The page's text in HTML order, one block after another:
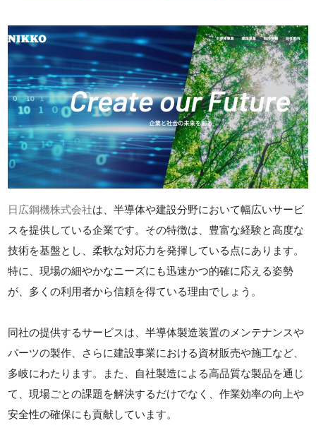
日広鋼機株式会社は、半導体や建設分野において幅広いサービ
スを提供している企業です。その特徴は、豊富な経験と高度な
技術を基盤とし、柔軟な対応力を発揮している点にあります。
特に、現場の細やかなニーズにも迅速かつ的確に応える姿勢
が、多くの利用者から信頼を得ている理由でしょう。
同社の提供するサービスは、半導体製造装置のメンテナンスや
パーツの製作、さらに建設事業における資材販売や施工など、
多岐にわたります。また、自社製造による高品質な製品を通じ
て、現場ごとの課題を解決するだけでなく、作業効率の向上や
安全性の確保にも貢献しています。